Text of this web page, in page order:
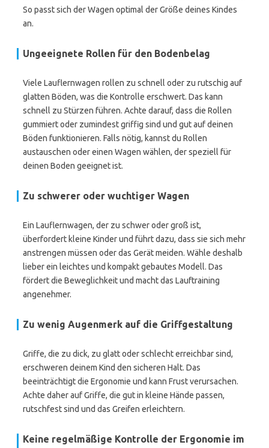
So passt sich der Wagen optimal der Größe deines Kindes
an.
Ungeeignete Rollen für den Bodenbelag
Viele Lauflernwagen rollen zu schnell oder zu rutschig auf
glatten Böden, was die Kontrolle erschwert. Das kann
schnell zu Stürzen führen. Achte darauf, dass die Rollen
gummiert oder zumindest griffig sind und gut auf deinen
Böden funktionieren. Falls nötig, kannst du Rollen
austauschen oder einen Wagen wählen, der speziell für
deinen Boden geeignet ist.
Zu schwerer oder wuchtiger Wagen
Ein Lauflernwagen, der zu schwer oder groß ist,
überfordert kleine Kinder und führt dazu, dass sie sich mehr
anstrengen müssen oder das Gerät meiden. Wähle deshalb
lieber ein leichtes und kompakt gebautes Modell. Das
fördert die Beweglichkeit und macht das Lauftraining
angenehmer.
Zu wenig Augenmerk auf die Griffgestaltung
Griffe, die zu dick, zu glatt oder schlecht erreichbar sind,
erschweren deinem Kind den sicheren Halt. Das
beeinträchtigt die Ergonomie und kann Frust verursachen.
Achte daher auf Griffe, die gut in kleine Hände passen,
rutschfest sind und das Greifen erleichtern.
Keine regelmäßige Kontrolle der Ergonomie im